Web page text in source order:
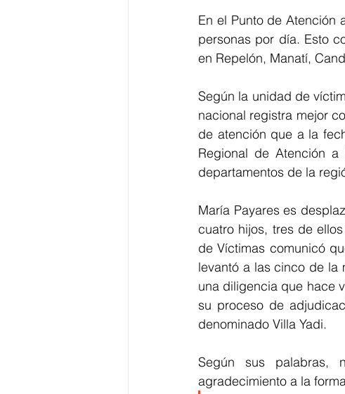
En el Punto de Atención
personas por día. Esto
en Repelón, Manatí,
Según la unidad de
nacional registra mejor
de atención que a la
Regional de Atención
departamentos de la
María Payares es
cuatro hijos, tres de
de Víctimas comunicó
levantó a las cinco de la
una diligencia que hace
su proceso de
denominado Villa Yadi.
Según sus palabras,
agradecimiento a la